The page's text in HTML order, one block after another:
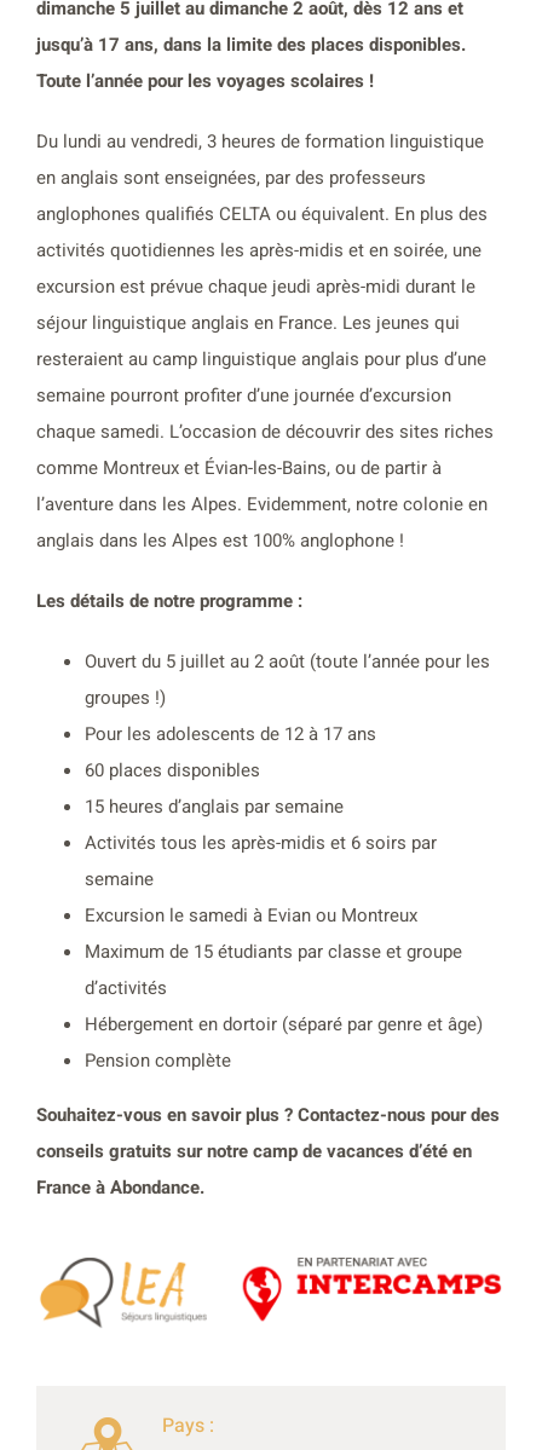
dimanche 5 juillet au dimanche 2 août, dès 12 ans et
jusqu’à 17 ans, dans la limite des places disponibles.
Toute l’année pour les voyages scolaires !
Du lundi au vendredi, 3 heures de formation linguistique
en anglais sont enseignées, par des professeurs
anglophones qualifiés CELTA ou équivalent. En plus des
activités quotidiennes les après-midis et en soirée, une
excursion est prévue chaque jeudi après-midi durant le
séjour linguistique anglais en France. Les jeunes qui
resteraient au camp linguistique anglais pour plus d’une
semaine pourront profiter d’une journée d’excursion
chaque samedi. L’occasion de découvrir des sites riches
comme Montreux et Évian-les-Bains, ou de partir à
l’aventure dans les Alpes. Evidemment, notre colonie en
anglais dans les Alpes est 100% anglophone !
Les détails de notre programme :
Ouvert du 5 juillet au 2 août (toute l’année pour les
groupes !)
Pour les adolescents de 12 à 17 ans
60 places disponibles
15 heures d’anglais par semaine
Activités tous les après-midis et 6 soirs par
semaine
Excursion le samedi à Evian ou Montreux
Maximum de 15 étudiants par classe et groupe
d’activités
Hébergement en dortoir (séparé par genre et âge)
Pension complète
Souhaitez-vous en savoir plus ? Contactez-nous pour des
conseils gratuits sur notre camp de vacances d’été en
France à Abondance.
Pays :